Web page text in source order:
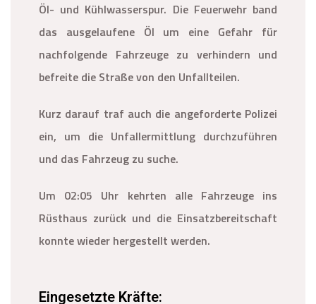
Öl- und Kühlwasserspur. Die Feuerwehr band
das ausgelaufene Öl um eine Gefahr für
nachfolgende Fahrzeuge zu verhindern und
befreite die Straße von den Unfallteilen.
Kurz darauf traf auch die angeforderte Polizei
ein, um die Unfallermittlung durchzuführen
und das Fahrzeug zu suche.
Um 02:05 Uhr kehrten alle Fahrzeuge ins
Rüsthaus zurück und die Einsatzbereitschaft
konnte wieder hergestellt werden.
Eingesetzte Kräfte: